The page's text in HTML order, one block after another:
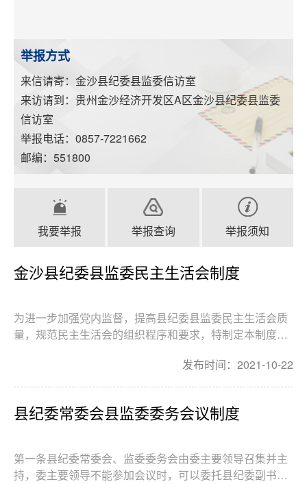
举报方式
来信请寄：金沙县纪委县监委信访室
来访请到：贵州金沙经济开发区A区金沙县纪委县监委
信访室
举报电话：0857-7221662
邮编：551800
我要举报 举报查询 举报须知
金沙县纪委县监委民主生活会制度
为进一步加强党内监督，提高县纪委县监委民主生活会质
量，规范民主生活会的组织程序和要求，特制定本制度。
工作需要召开专题民主生活会，召开时间按市纪委市监
委、县委要求和实际情况安排进行；会期一般为1天。第
发布时间：2021-10-22
县纪委常委会县监委委务会议制度
第一条县纪委常委会、监委委务会由委主要领导召集并主
持，委主要领导不能参加会议时，可以委托县纪委副书